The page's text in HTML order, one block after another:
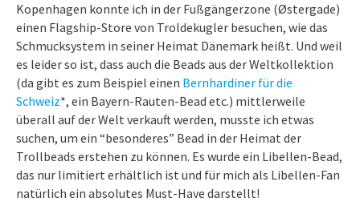
Kopenhagen konnte ich in der Fußgängerzone (Østergade)
einen Flagship-Store von Troldekugler besuchen, wie das
Schmucksystem in seiner Heimat Dänemark heißt. Und weil
es leider so ist, dass auch die Beads aus der Weltkollektion
(da gibt es zum Beispiel einen Bernhardiner für die
Schweiz*, ein Bayern-Rauten-Bead etc.) mittlerweile
überall auf der Welt verkauft werden, musste ich etwas
suchen, um ein “besonderes” Bead in der Heimat der
Trollbeads erstehen zu können. Es wurde ein Libellen-Bead,
das nur limitiert erhältlich ist und für mich als Libellen-Fan
natürlich ein absolutes Must-Have darstellt!